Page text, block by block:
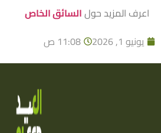
اعرف المزيد حولالسائق الخاص
يونيو 1, 2026
11:08 ص